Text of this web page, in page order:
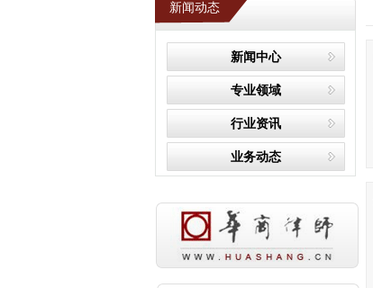
新闻动态
新闻中心
专业领域
行业资讯
业务动态